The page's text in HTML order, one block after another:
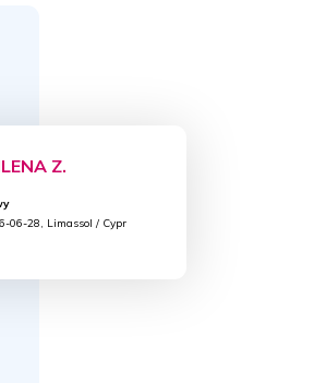
Z.
06-28, Limassol / Cypr